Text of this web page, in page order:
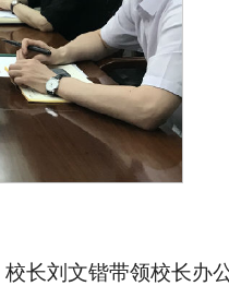
长刘文锴带领校长办